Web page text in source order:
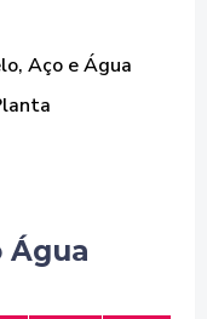
Aço e Água
Água